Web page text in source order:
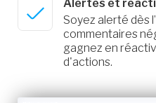
Alertes et
Soyez alerté dès
commentaires
gagnez en
d'actions.